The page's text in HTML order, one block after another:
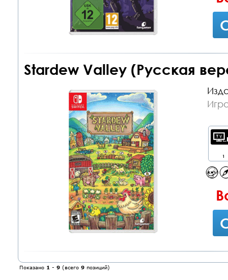
Stardew Valley (Русская
1
Показано 1 - 9 (всего 9 позиций)